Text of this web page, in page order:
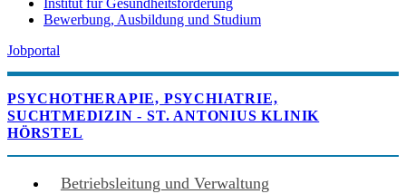
Institut für Gesundheitsförderung
Bewerbung, Ausbildung und Studium
Jobportal
PSYCHOTHERAPIE, PSYCHIATRIE,
SUCHTMEDIZIN - ST. ANTONIUS KLINIK
HÖRSTEL
Betriebsleitung und Verwaltung